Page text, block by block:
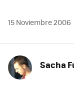
15 Noviembre 2006
Sacha